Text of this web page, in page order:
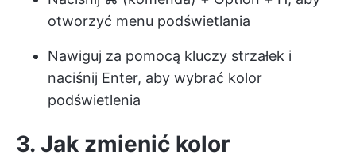
otworzyć menu podświetlania
Nawiguj za pomocą kluczy strzałek i
naciśnij Enter, aby wybrać kolor
podświetlenia
3. Jak zmienić kolor